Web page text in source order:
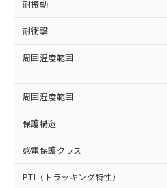
耐振動
耐衝撃
周囲温度範囲
周囲湿度範囲
保護構造
感電保護クラス
PTI（トラッキング特性）
事前の承諾なく第
示しないようお願
マイパーツ機能（
ビス）をご利用
メンバーズにご登
お客様が当ウェブ
登録された部品リ
および当社の共同
品・サービスに関
引・商談に必要な
※当社の共同利用
部品在庫の切り替え状
月が前後することがあ
※3 非含有証明書ダ
下記の非含有証明書を
とができます。
EU RoHS指令（10物質
「ｅ」：有害物質（10
準値以下であることを
「10」：通常の使用状
質が外部に漏えいし、
及ぼさない年数を意味し
「－」：未確認です。
い合わせください。
場合は、上記1、
該第三者に通知し
販売先および販売
法に輸出するおそ
り引きをいたしま
白
受注生産機種
情報を公開し